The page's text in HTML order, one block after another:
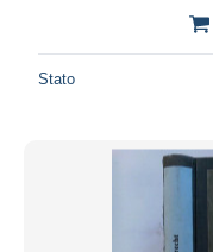
Stato